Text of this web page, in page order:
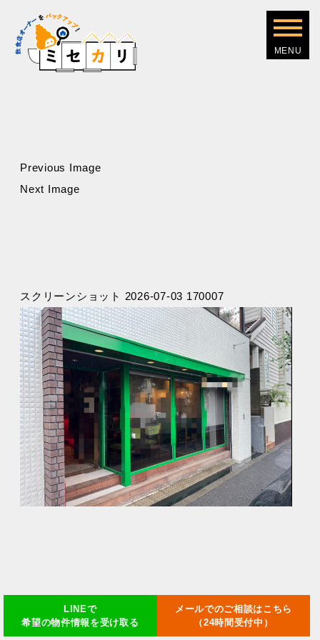
LINEで
希望の物件情報を受け取る
メールでのご相談はこちら
（24時間受付中）
Previous Image
Next Image
スクリーンショット 2026-07-03 170007